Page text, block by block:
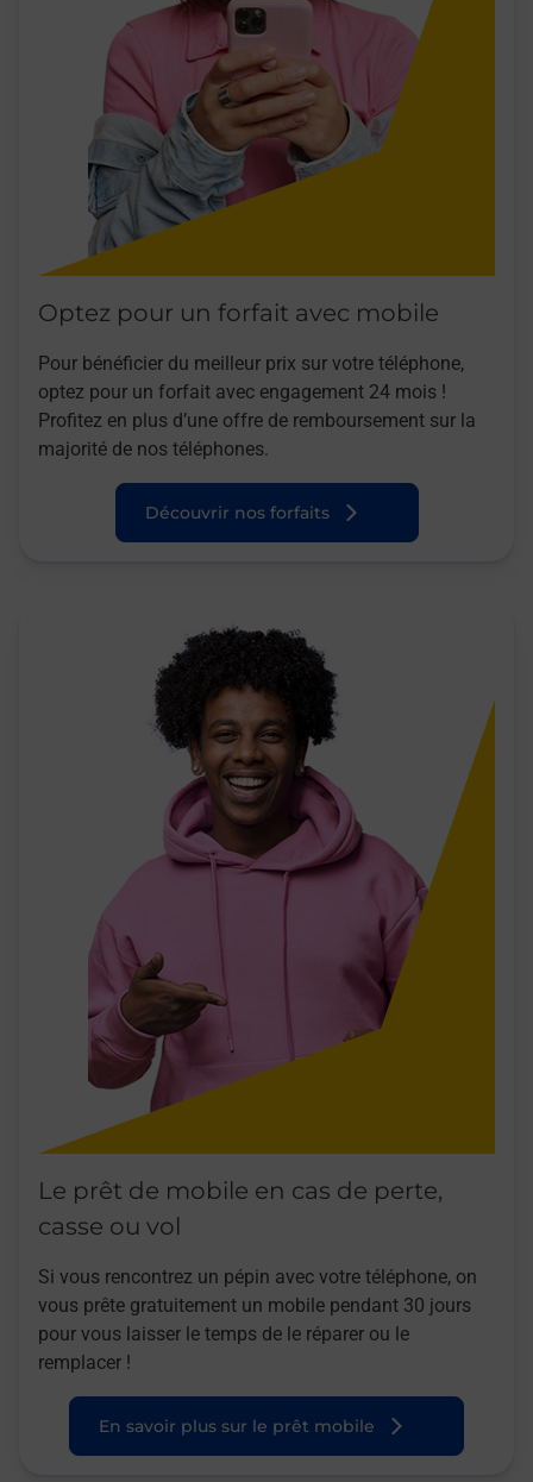
Optez pour un forfait avec mobile
Pour bénéficier du meilleur prix sur votre téléphone,
optez pour un forfait avec engagement 24 mois !
Profitez en plus d’une offre de remboursement sur la
majorité de nos téléphones.
Découvrir nos forfaits
Le prêt de mobile en cas de perte,
casse ou vol
Si vous rencontrez un pépin avec votre téléphone, on
vous prête gratuitement un mobile pendant 30 jours
pour vous laisser le temps de le réparer ou le
remplacer !
En savoir plus sur le prêt mobile